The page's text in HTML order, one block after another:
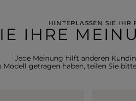
HINTERLASSEN SIE IHR
IHRE
Jede Meinung hilft anderen
Modell getragen haben, teilen Sie